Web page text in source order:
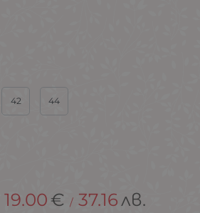
42 44
19.00 € / 37.16 лв.